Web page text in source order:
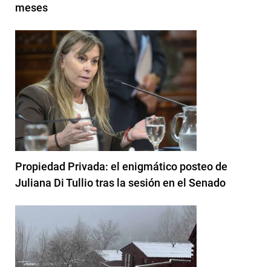
meses
Propiedad Privada: el enigmático posteo de
Juliana Di Tullio tras la sesión en el Senado